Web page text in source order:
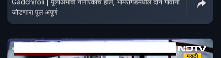
जोडणारा पूल अपूर्ण